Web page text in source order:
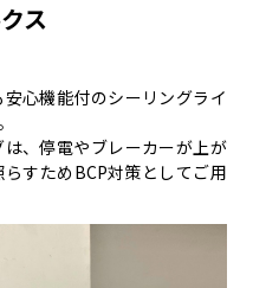
ス
心機能付のシーリングライ
、停電やブレーカーが上が
すためBCP対策としてご用